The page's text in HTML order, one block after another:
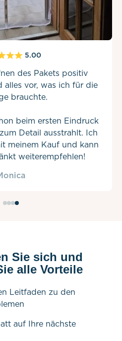
5.00
des Pakets positiv
alles vor, was ich für die
brauchte.
beim ersten Eindruck
Detail ausstrahlt. Ich
meinem Kauf und kann
weiterempfehlen!
Sie sich und
alle Vorteile
Leitfaden zu den
auf Ihre nächste